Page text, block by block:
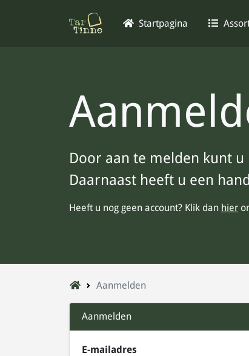
Startpagina
Door aan te melden kunt
Daarnaast heeft u een
Heeft u nog geen account? Klik dan hier
Aanmelden
Aanmelden
E-mailadres